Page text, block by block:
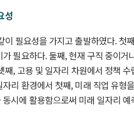
성
이 필요성을 가지고 출발하였다. 첫
필요하다. 둘째, 현재 구직 중이
째, 고용 및 일자리 차원에서 정책
리 환경에서 첫째, 미래 직업 유형
시에 활용함으로써 미래 일자리